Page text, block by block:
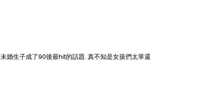
婚生子成了90後最hit的話題. 真不知是女孩們太單還